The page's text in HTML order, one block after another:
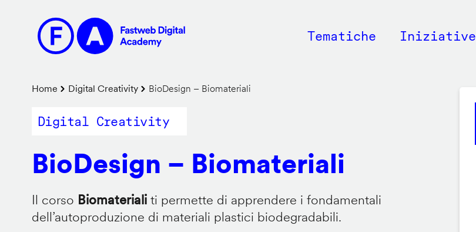
contenuto
principale
Main
Tematiche Iniziative
Briciole
di
Home Digital Creativity BioDesign – Biomateriali
Digital Creativity
BioDesign – Biomateriali
Il corso Biomaterialiti permette di apprendere i fondamentali
dell’autoproduzione di materiali plastici biodegradabili.